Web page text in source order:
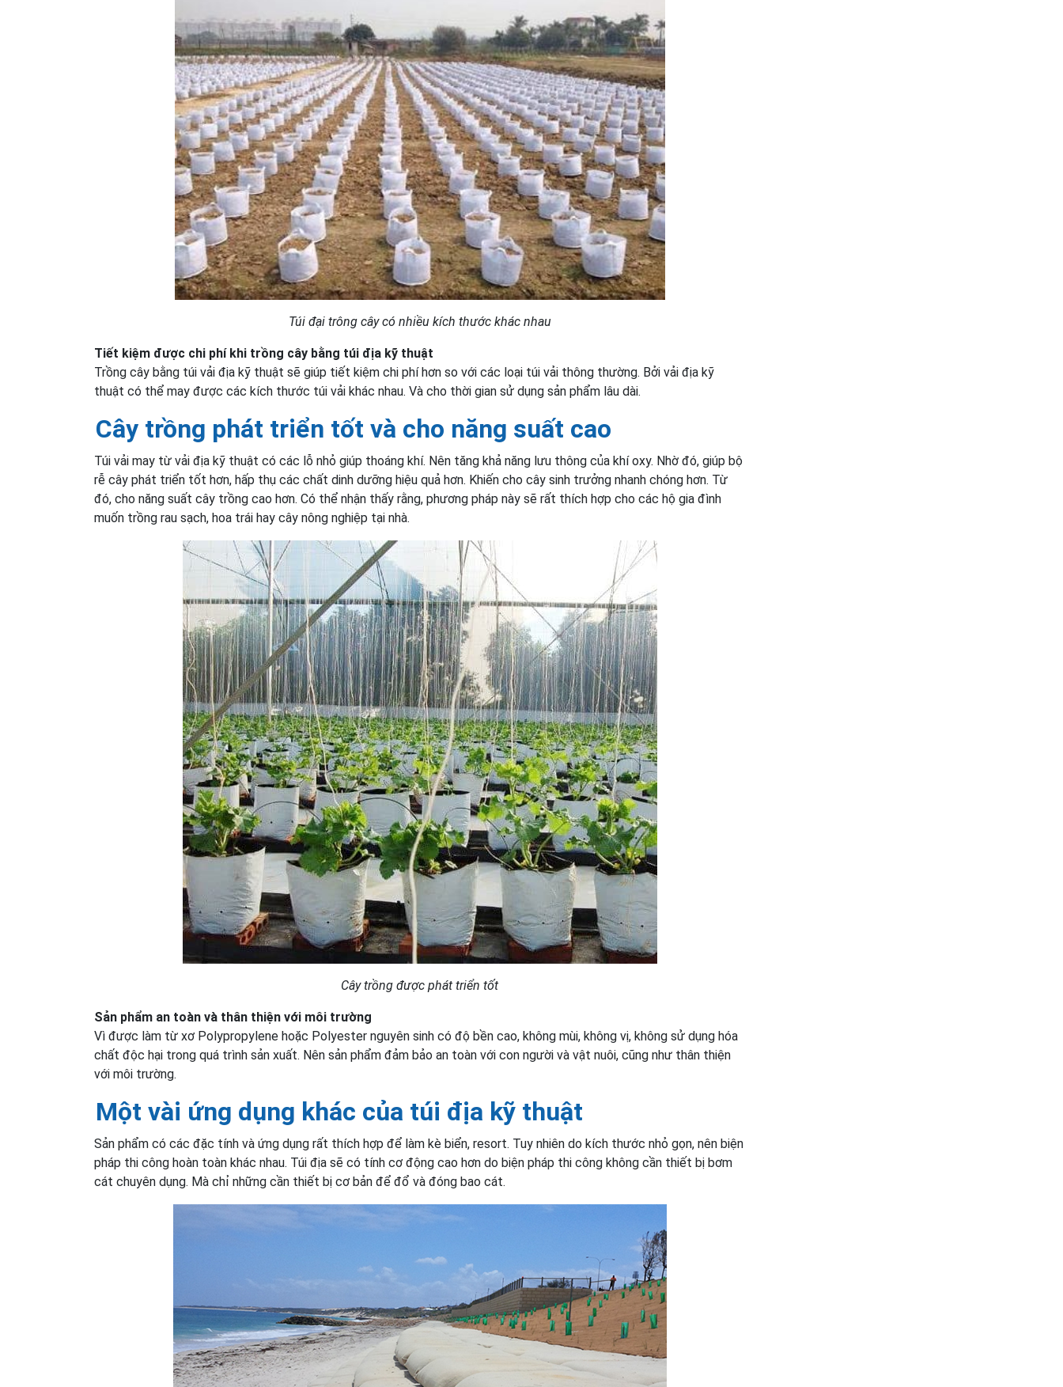
Túi đại trông cây có nhiều kích thước khác nhau
Tiết kiệm được chi phí khi trồng cây bằng túi địa kỹ thuật
Trồng cây bằng túi vải địa kỹ thuật sẽ giúp tiết kiệm chi phí hơn so với các loại túi vải thông thường. Bởi vải địa kỹ
thuật có thể may được các kích thước túi vải khác nhau. Và cho thời gian sử dụng sản phẩm lâu dài.
Cây trồng phát triển tốt và cho năng suất cao
Túi vải may từ vải địa kỹ thuật có các lỗ nhỏ giúp thoáng khí. Nên tăng khả năng lưu thông của khí oxy. Nhờ đó, giúp bộ
rễ cây phát triển tốt hơn, hấp thụ các chất dinh dưỡng hiệu quả hơn. Khiến cho cây sinh trưởng nhanh chóng hơn. Từ
đó, cho năng suất cây trồng cao hơn. Có thể nhận thấy rằng, phương pháp này sẽ rất thích hợp cho các hộ gia đình
muốn trồng rau sạch, hoa trái hay cây nông nghiệp tại nhà.
Cây trồng được phát triển tốt
Sản phẩm an toàn và thân thiện với môi trường
Vì được làm từ xơ Polypropylene hoặc Polyester nguyên sinh có độ bền cao, không mùi, không vị, không sử dụng hóa
chất độc hại trong quá trình sản xuất. Nên sản phẩm đảm bảo an toàn với con người và vật nuôi, cũng như thân thiện
với môi trường.
Một vài ứng dụng khác của túi địa kỹ thuật
Sản phẩm có các đặc tính và ứng dụng rất thích hợp để làm kè biển, resort. Tuy nhiên do kích thước nhỏ gọn, nên biện
pháp thi công hoàn toàn khác nhau. Túi địa sẽ có tính cơ động cao hơn do biện pháp thi công không cần thiết bị bơm
cát chuyên dụng. Mà chỉ những cần thiết bị cơ bản để đổ và đóng bao cát.